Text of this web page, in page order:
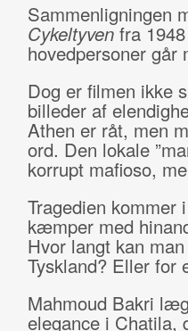
Sammenligningen
Cykeltyvenfra
hovedpersoner
Dog er filmen ikke
billeder af
Athen er råt, men
ord. Den lokale
korrupt mafioso,
Tragedien kommer
kæmper med
Hvor langt kan
Tyskland? Eller for
Mahmoud Bakri
elegance i Chatila,